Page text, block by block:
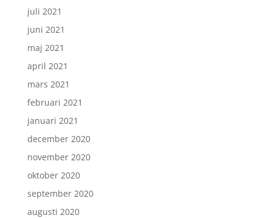
juli 2021
juni 2021
maj 2021
april 2021
mars 2021
februari 2021
januari 2021
december 2020
november 2020
oktober 2020
september 2020
augusti 2020